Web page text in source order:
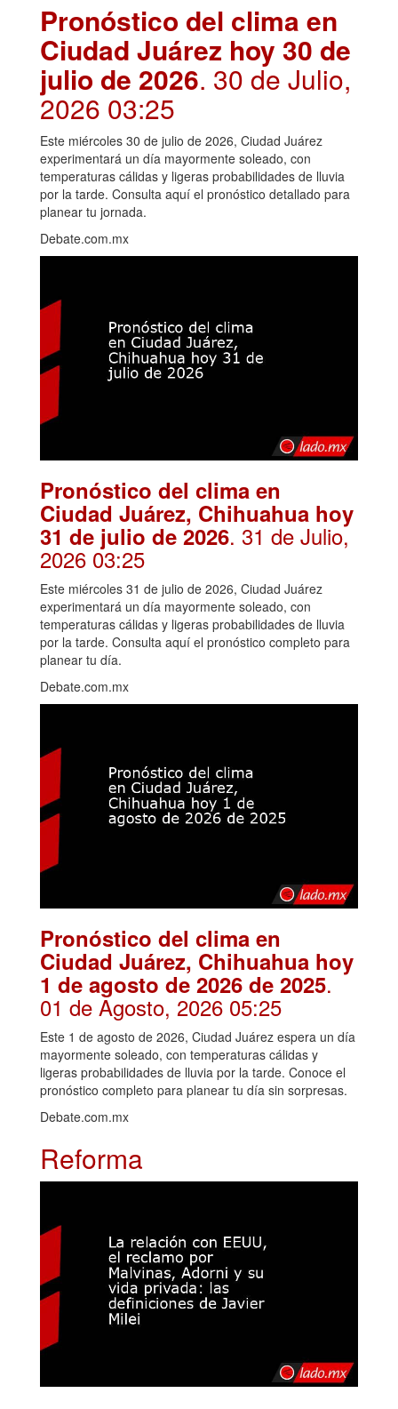
Pronóstico del clima en
Ciudad Juárez hoy 30 de
julio de 2026. 30 de Julio,
2026 03:25
Este miércoles 30 de julio de 2026, Ciudad Juárez
experimentará un día mayormente soleado, con
temperaturas cálidas y ligeras probabilidades de lluvia
por la tarde. Consulta aquí el pronóstico detallado para
planear tu jornada.
Debate.com.mx
Pronóstico del clima en
Ciudad Juárez, Chihuahua hoy
31 de julio de 2026. 31 de Julio,
2026 03:25
Este miércoles 31 de julio de 2026, Ciudad Juárez
experimentará un día mayormente soleado, con
temperaturas cálidas y ligeras probabilidades de lluvia
por la tarde. Consulta aquí el pronóstico completo para
planear tu día.
Debate.com.mx
Pronóstico del clima en
Ciudad Juárez, Chihuahua hoy
1 de agosto de 2026 de 2025.
01 de Agosto, 2026 05:25
Este 1 de agosto de 2026, Ciudad Juárez espera un día
mayormente soleado, con temperaturas cálidas y
ligeras probabilidades de lluvia por la tarde. Conoce el
pronóstico completo para planear tu día sin sorpresas.
Debate.com.mx
Reforma